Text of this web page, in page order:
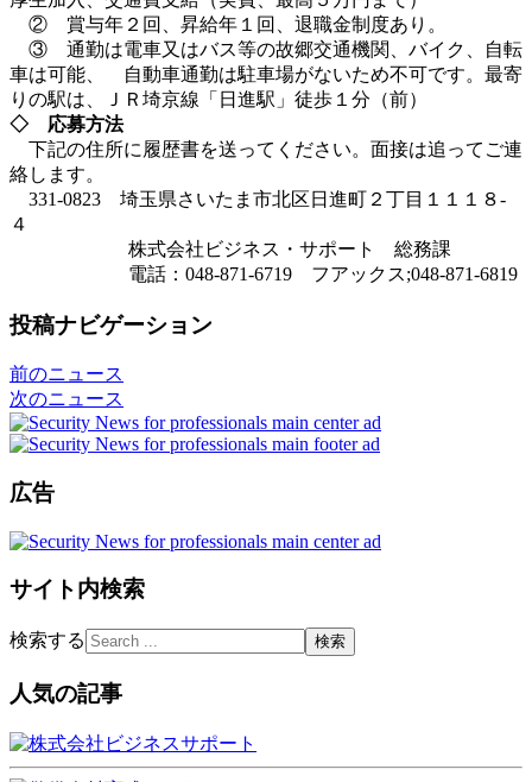
② 賞与年２回、昇給年１回、退職金制度あり。
③ 通勤は電車又はバス等の故郷交通機関、バイク、自転
車は可能、 自動車通勤は駐車場がないため不可です。最寄
りの駅は、ＪＲ埼京線「日進駅」徒歩１分（前）
◇ 応募方法
下記の住所に履歴書を送ってください。面接は追ってご連
絡します。
331-0823 埼玉県さいたま市北区日進町２丁目１１１８-
４
株式会社ビジネス・サポート 総務課
電話：048-871-6719 フアックス;048-871-6819
投稿ナビゲーション
前のニュース
次のニュース
広告
サイト内検索
検索する
人気の記事